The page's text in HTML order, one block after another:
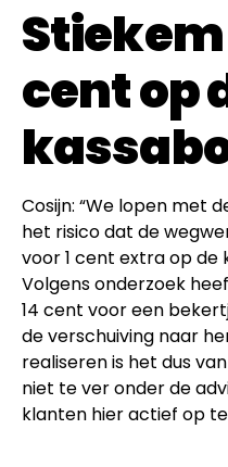
Stiekem
cent op
Cosijn: “We lopen met
het risico dat de
voor 1 cent extra op
Volgens onderzoek
14 cent voor een
de verschuiving naar
realiseren is het dus
niet te ver onder de
klanten hier actief op te